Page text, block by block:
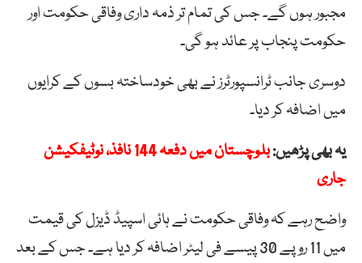
مجبور ہوں گے۔ جس کی تمام تر ذمہ داری وفاقی حکومت اور
حکومت پنجاب پر عائد ہو گی۔
دوسری جانب ٹرانسپورٹرز نے بھی خودساختہ بسوں کے کرایوں
میں اضافہ کر دیا۔
یہ بھی پڑھیں:
بلوچستان میں دفعہ 144 نافذ، نوٹیفکیشن
جاری
واضح رہے کہ وفاقی حکومت نے ہائی اسپیڈ ڈیزل کی قیمت
میں 11 روپے 30 پیسے فی لیٹر اضافہ کر دیا ہے۔ جس کے بعد